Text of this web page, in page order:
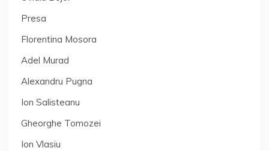
Presa
Florentina Mosora
Adel Murad
Alexandru Pugna
Ion Salisteanu
Gheorghe Tomozei
Ion Vlasiu